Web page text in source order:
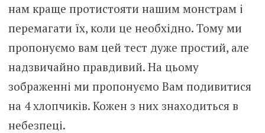
нам краще протистояти нашим монстрам і
перемагати їх, коли це необхідно. Тому ми
пропонуємо вам цей тест дуже простий, але
надзвичайно правдивий. На цьому
зображенні ми пропонуємо Вам подивитися
на 4 хлопчиків. Кожен з них знаходиться в
небезпеці.